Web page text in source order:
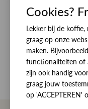
Eten en drinken
Openingstijden
Werken bij
Betaalmethoden
Bezorgen
Contact
Reviews
Cookies?
Lekker bij de
graag op onze
maken.
functionaliteiten of
zijn ook handig
graag jouw
op 'ACCEPTEREN'